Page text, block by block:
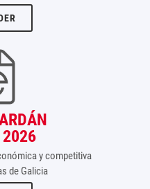
y competitiva
de Galicia